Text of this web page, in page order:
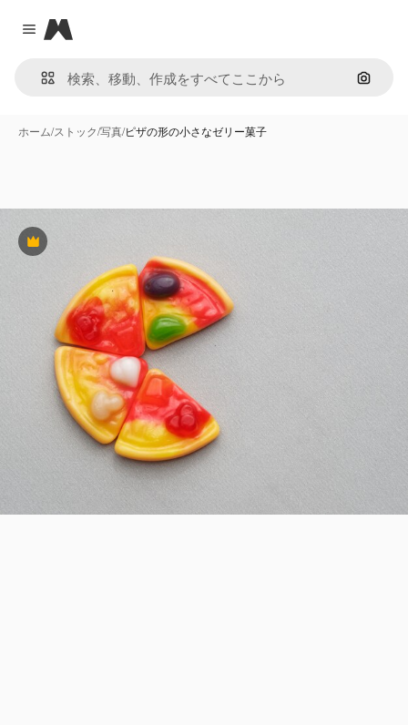
Close menu
Magnific
画像で
ホーム/ストック/写真/ピザの形の小さなゼリー菓子
Premium